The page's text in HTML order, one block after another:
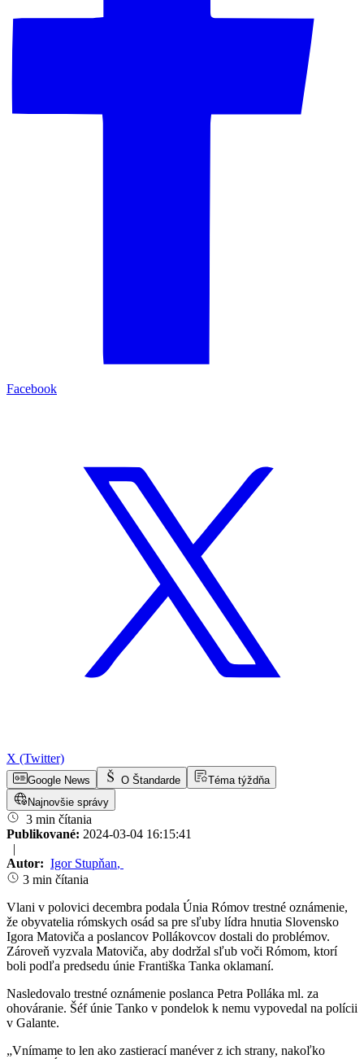
Facebook
X (Twitter)
Google News O Štandarde
Téma týždňa
Najnovšie správy
3 min čítania
Publikované: 2024-03-04 16:15:41
|
Autor: Igor Stupňan,
3 min čítania
Vlani v polovici decembra podala Únia Rómov trestné oznámenie,
že obyvatelia rómskych osád sa pre sľuby lídra hnutia Slovensko
Igora Matoviča a poslancov Pollákovcov dostali do problémov.
Zároveň vyzvala Matoviča, aby dodržal sľub voči Rómom, ktorí
boli podľa predsedu únie Františka Tanka oklamaní.
Nasledovalo trestné oznámenie poslanca Petra Polláka ml. za
ohováranie. Šéf únie Tanko v pondelok k nemu vypovedal na polícii
v Galante.
„Vnímame to len ako zastierací manéver z ich strany, nakoľko